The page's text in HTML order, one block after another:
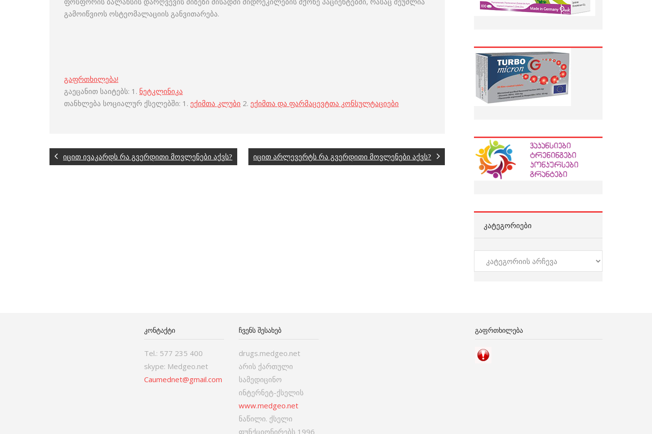
გამოიწვიოს ოსტეომალაციის განვითარება.
გაფრთხილება!
გაეცანით საიტებს: 1. ნეტკლინიკა
თანხლება სოციალურ ქსელებში: 1. ექიმთა კლუბი 2. ექიმთა და ფარმაცევტთა კონსულტაციები
იცით ივაკარდს რა გვერდითი მოვლენები აქვს? იცით არლევერტს რა გვერდითი მოვლენები აქვს?
ᲙᲐᲢᲔᲒᲝᲠᲘᲔᲑᲘ
კატეგორიები
ᲙᲝᲜᲢᲐᲥᲢᲘ
Tel.: 577 235 400
skype: Medgeo.net
Caumednet@gmail.com
ᲩᲕᲔᲜᲡ ᲨᲔᲡᲐᲮᲔᲑ
drugs.medgeo.net
არის ქართული
სამედიცინო
ინტერნეტ-ქსელის
www.medgeo.net
ნაწილი. ქსელი
ფუნქციონირებს 1996
ᲒᲐᲤᲠᲗᲮᲘᲚᲔᲑᲐ